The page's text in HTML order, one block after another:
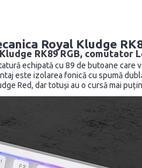
Royal Kludge
RK89 RGB, comutator
echipată cu 89 de butoane
este izolarea fonică cu spumă
Red, dar totuși au o cursă mai